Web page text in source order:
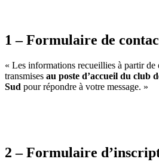
1 – Formulaire de
« Les informations recueillies à partir de
transmises au poste d’accueil du club
Sud pour répondre à votre message. »
2 – Formulaire